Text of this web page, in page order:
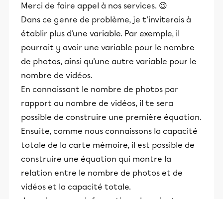
Merci de faire appel à nos services. 😉
Dans ce genre de problème, je t'inviterais à
établir plus d'une variable. Par exemple, il
pourrait y avoir une variable pour le nombre
de photos, ainsi qu'une autre variable pour le
nombre de vidéos.
En connaissant le nombre de photos par
rapport au nombre de vidéos, il te sera
possible de construire une première équation.
Ensuite, comme nous connaissons la capacité
totale de la carte mémoire, il est possible de
construire une équation qui montre la
relation entre le nombre de photos et de
vidéos et la capacité totale.